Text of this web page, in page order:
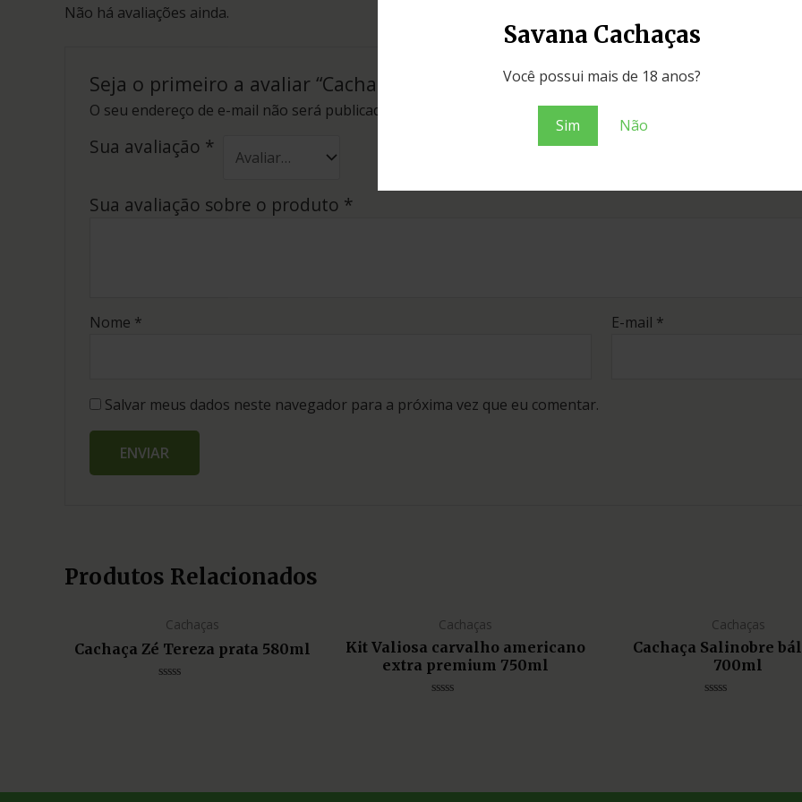
Savana Cachaças
Você possui mais de 18 anos?
Sim Não
Não há avaliações ainda.
Seja o primeiro a avaliar “Cachaça Dose Clássica Carvalho Americano 700ml”
O seu endereço de e-mail não será publicado. Campos obrigatórios são marcados com
Sua avaliação *
Sua avaliação sobre o produto *
Nome * E-mail *
Salvar meus dados neste navegador para a próxima vez que eu comentar.
Produtos Relacionados
Cachaças
Cachaça Zé Tereza prata 580ml
Cachaças
Kit Valiosa carvalho americano
extra premium 750ml
Cachaças
Cachaça Salinobre
700ml